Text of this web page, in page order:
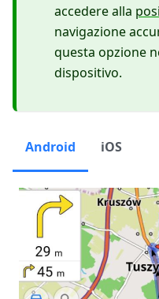
accedere alla
navigazione
questa opzione
dispositivo.
Android iOS